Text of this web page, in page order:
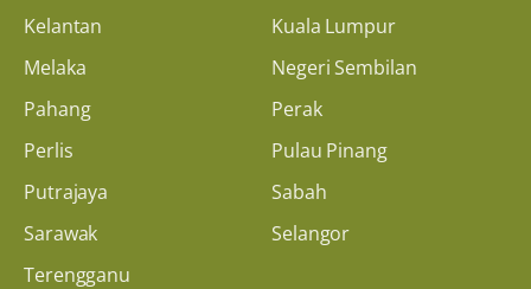
Kelantan
Kuala Lumpur
Melaka
Negeri Sembilan
Pahang
Perak
Perlis
Pulau Pinang
Putrajaya
Sabah
Sarawak
Selangor
Terengganu